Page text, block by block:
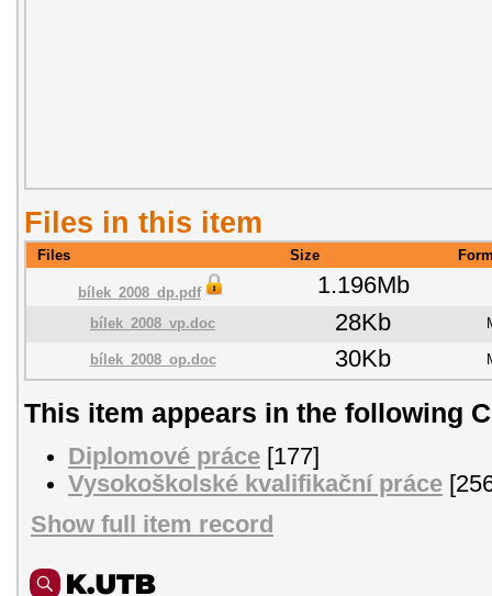
Files in this item
Files Size
bílek_2008_dp.pdf 1.196Mb
bílek_2008_vp.doc 28Kb
bílek_2008_op.doc 30Kb
This item appears in the following
Diplomové práce [177]
Vysokoškolské kvalifikační práce
Show full item record